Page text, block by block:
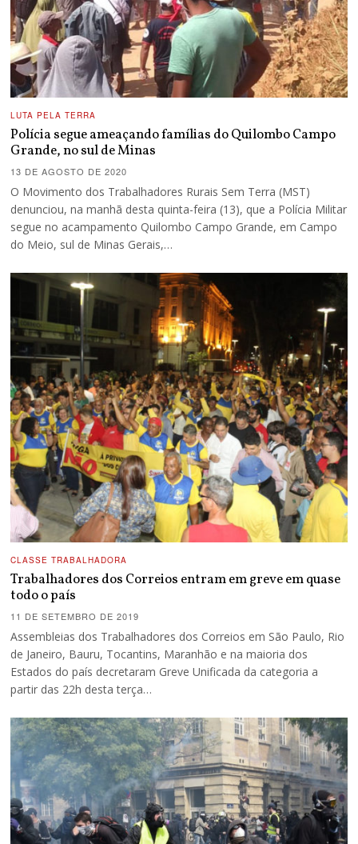
LUTA PELA TERRA
Polícia segue ameaçando famílias do Quilombo Campo
Grande, no sul de Minas
13 DE AGOSTO DE 2020
O Movimento dos Trabalhadores Rurais Sem Terra (MST)
denunciou, na manhã desta quinta-feira (13), que a Polícia Militar
segue no acampamento Quilombo Campo Grande, em Campo
do Meio, sul de Minas Gerais,…
CLASSE TRABALHADORA
Trabalhadores dos Correios entram em greve em quase
todo o país
11 DE SETEMBRO DE 2019
Assembleias dos Trabalhadores dos Correios em São Paulo, Rio
de Janeiro, Bauru, Tocantins, Maranhão e na maioria dos
Estados do país decretaram Greve Unificada da categoria a
partir das 22h desta terça…